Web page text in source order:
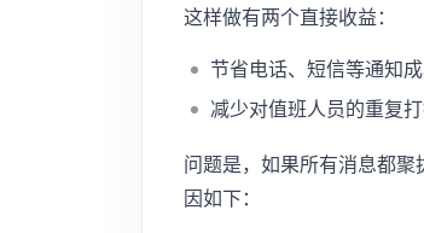
这样做有两个直接收益：
节省电话、短信等通知成
减少对值班人员的重复
问题是，如果所有消息都
因如下：